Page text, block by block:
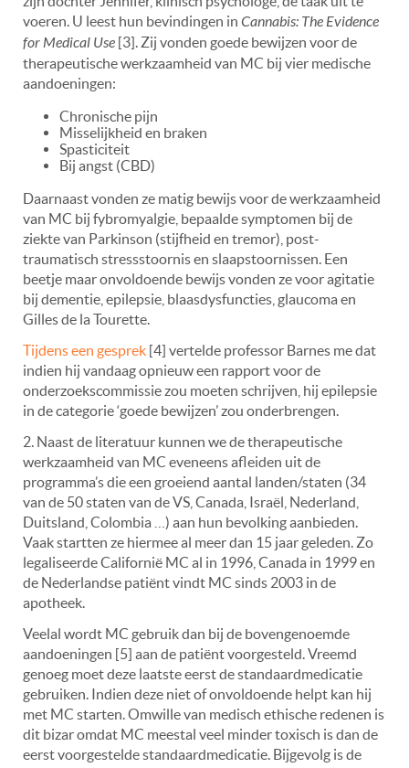
voeren. U leest hun bevindingen in Cannabis: The Evidence
for Medical Use [3]. Zij vonden goede bewijzen voor de
therapeutische werkzaamheid van MC bij vier medische
aandoeningen:
Chronische pijn
Misselijkheid en braken
Spasticiteit
Bij angst (CBD)
Daarnaast vonden ze matig bewijs voor de werkzaamheid
van MC bij fybromyalgie, bepaalde symptomen bij de
ziekte van Parkinson (stijfheid en tremor), post-
traumatisch stressstoornis en slaapstoornissen. Een
beetje maar onvoldoende bewijs vonden ze voor agitatie
bij dementie, epilepsie, blaasdysfuncties, glaucoma en
Gilles de la Tourette.
Tijdens een gesprek [4] vertelde professor Barnes me dat
indien hij vandaag opnieuw een rapport voor de
onderzoekscommissie zou moeten schrijven, hij epilepsie
in de categorie ‘goede bewijzen’ zou onderbrengen.
2. Naast de literatuur kunnen we de therapeutische
werkzaamheid van MC eveneens afleiden uit de
programma’s die een groeiend aantal landen/staten (34
van de 50 staten van de VS, Canada, Israël, Nederland,
Duitsland, Colombia …) aan hun bevolking aanbieden.
Vaak startten ze hiermee al meer dan 15 jaar geleden. Zo
legaliseerde Californië MC al in 1996, Canada in 1999 en
de Nederlandse patiënt vindt MC sinds 2003 in de
apotheek.
Veelal wordt MC gebruik dan bij de bovengenoemde
aandoeningen [5] aan de patiënt voorgesteld. Vreemd
genoeg moet deze laatste eerst de standaardmedicatie
gebruiken. Indien deze niet of onvoldoende helpt kan hij
met MC starten. Omwille van medisch ethische redenen is
dit bizar omdat MC meestal veel minder toxisch is dan de
eerst voorgestelde standaardmedicatie. Bijgevolg is de